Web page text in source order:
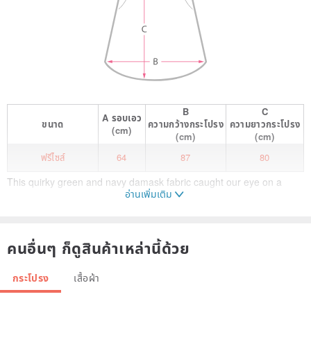
ขนาด A รอบเอว
(cm)
B
ความกว้างกระโปรง
(cm)
C
ความยาวกระโปรง
(cm)
ฟรีไซส์
64 87 80
This quirky green and navy damask fabric caught our eye on a
street corner, It was named 'Covent Garden' because of its New
This skirt comes in a midi length of 80 cm.
อ่านเพิ่มเติม
คนอื่นๆ ก็ดูสินค้าเหล่านี้ด้วย
กระโปรง เสื้อผ้า